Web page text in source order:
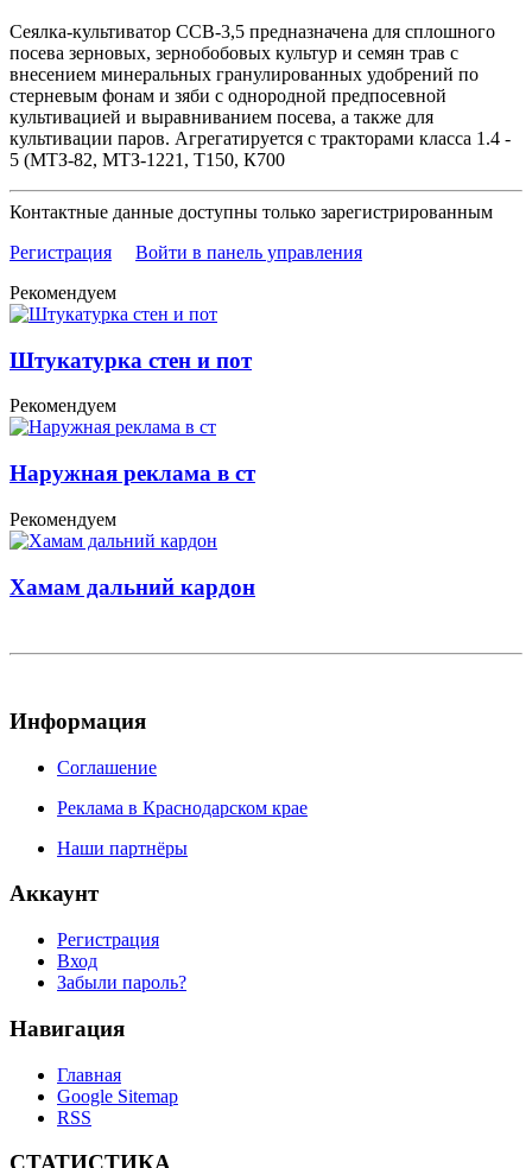
Сеялка-культиватор ССВ-3,5 предназначена для сплошного
посева зерновых, зернобобовых культур и семян трав с
внесением минеральных гранулированных удобрений по
стерневым фонам и зяби с однородной предпосевной
культивацией и выравниванием посева, а также для
культивации паров. Агрегатируется с тракторами класса 1.4 -
5 (МТЗ-82, МТЗ-1221, T150, К700
Контактные данные доступны только зарегистрированным
Регистрация
Войти в панель управления
Рекомендуем
Штукатурка стен и пот
Рекомендуем
Наружная реклама в ст
Рекомендуем
Хамам дальний кардон
Информация
Соглашение
Реклама в Краснодарском крае
Наши партнёры
Аккаунт
Регистрация
Вход
Забыли пароль?
Навигация
Главная
Google Sitemap
RSS
СТАТИСТИКА